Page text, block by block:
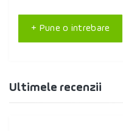
+ Pune o intrebare
Ultimele recenzii